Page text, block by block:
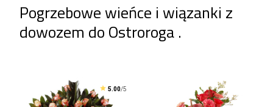
Pogrzebowe wieńce i wiązanki z
dowozem do Ostroroga .
5.00/5